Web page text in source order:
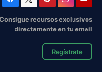
Consigue recursos exclusivos
directamente en tu email
Regístrate